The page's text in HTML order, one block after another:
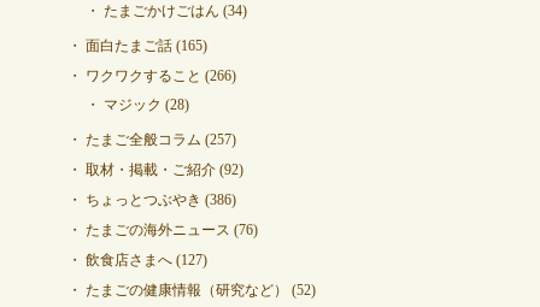
たまごかけごはん (34)
面白たまご話(165)
ワクワクすること (266)
マジック (28)
たまご全般コラム (257)
取材・掲載・ご紹介(92)
ちょっとつぶやき (386)
たまごの海外ニュース (76)
飲食店さまへ(127)
たまごの健康情報（研究など）
(52)